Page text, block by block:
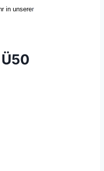
in unserer